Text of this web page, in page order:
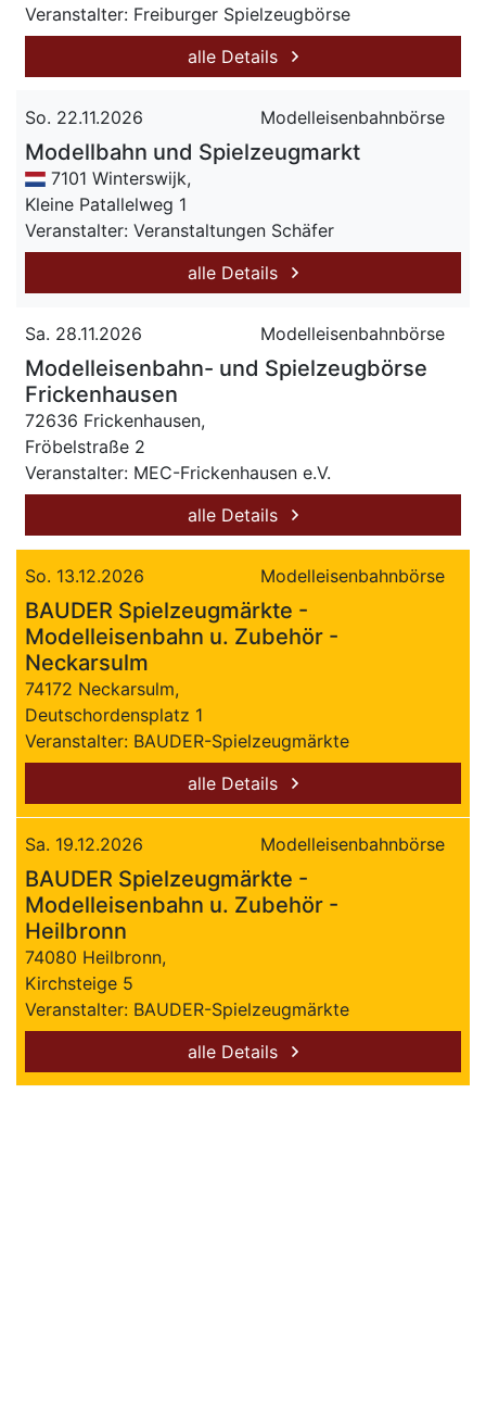
Veranstalter: Freiburger Spielzeugbörse
alle Details
So. 22.11.2026 Modelleisenbahnbörse
Modellbahn und Spielzeugmarkt
7101 Winterswijk,
Kleine Patallelweg 1
Veranstalter: Veranstaltungen Schäfer
alle Details
Sa. 28.11.2026 Modelleisenbahnbörse
Modelleisenbahn- und Spielzeugbörse
Frickenhausen
72636 Frickenhausen,
Fröbelstraße 2
Veranstalter: MEC-Frickenhausen e.V.
alle Details
So. 13.12.2026 Modelleisenbahnbörse
BAUDER Spielzeugmärkte -
Modelleisenbahn u. Zubehör -
Neckarsulm
74172 Neckarsulm,
Deutschordensplatz 1
Veranstalter: BAUDER-Spielzeugmärkte
alle Details
Sa. 19.12.2026 Modelleisenbahnbörse
BAUDER Spielzeugmärkte -
Modelleisenbahn u. Zubehör -
Heilbronn
74080 Heilbronn,
Kirchsteige 5
Veranstalter: BAUDER-Spielzeugmärkte
alle Details